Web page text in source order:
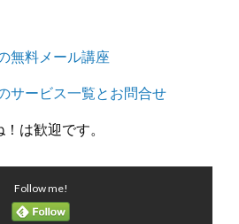
無料メール講座
サービス一覧とお問合せ
は歓迎です。
Follow me!